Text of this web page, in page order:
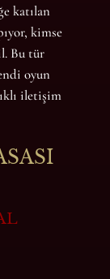
katılan
kimse
Bu tür
oyun
iletişim